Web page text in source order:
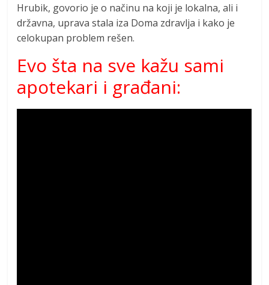
Hrubik, govorio je o načinu na koji je lokalna, ali i
državna, uprava stala iza Doma zdravlja i kako je
celokupan problem rešen.
Evo šta na sve kažu sami
apotekari i građani: